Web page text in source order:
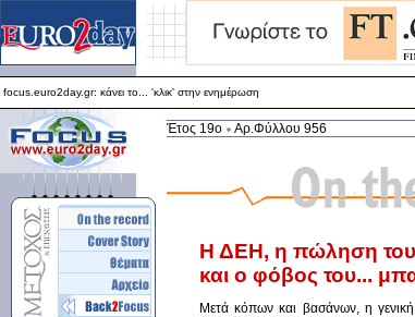
focus.euro2day.gr: κάνει το... 'κλικ' στην ενημέρωση
Για καλύτερη απεικόνιση προτείνεται ο Internet Explorer 5.5+
focus.euro2day.gr: κάνει το... 'κλικ' στην ενημέρωση
Έτος 19ο Αρ.Φύλλου 956
Η ΔΕΗ, η πώληση
και ο φόβος του...
Μετά κόπων και βασάνων, η